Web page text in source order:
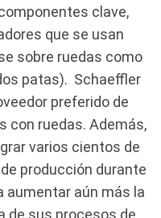
clave,
que se usan
sobre ruedas como
patas). Schaeffler
preferido de
con ruedas. Además,
varios cientos de
producción durante
aumentar aún más la